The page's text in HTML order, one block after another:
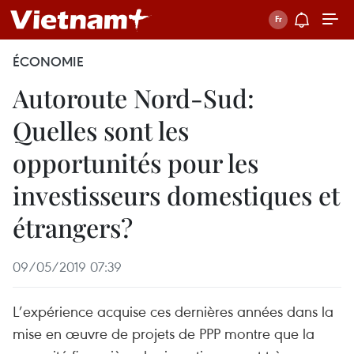
ÉCONOMIE
Autoroute Nord-Sud:
Quelles sont les
opportunités pour les
investisseurs domestiques et
étrangers?
09/05/2019 07:39
L’expérience acquise ces dernières années dans la
mise en œuvre de projets de PPP montre que la